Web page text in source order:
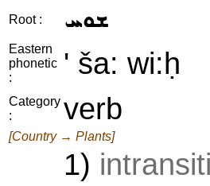
Root : ܫܘܚ
Eastern
phonetic
:
' ša: wi:ḥ
Category
:
verb
[Country → Plants]
1)